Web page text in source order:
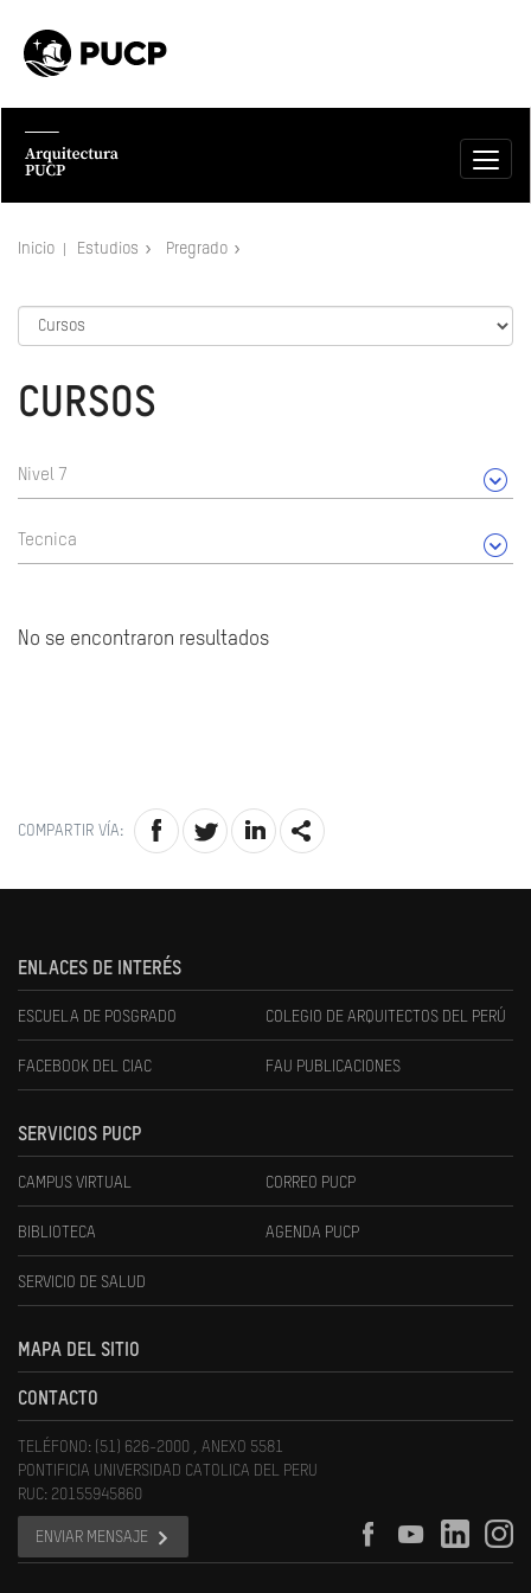
Inicio Estudios Pregrado
CURSOS
Nivel 7
Tecnica
No se encontraron resultados
COMPARTIR VÍA:
ENLACES DE INTERÉS
ESCUELA DE POSGRADO COLEGIO DE ARQUITECTOS DEL PERÚ
FACEBOOK DEL CIAC FAU PUBLICACIONES
SERVICIOS PUCP
CAMPUS VIRTUAL CORREO PUCP
BIBLIOTECA AGENDA PUCP
SERVICIO DE SALUD
MAPA DEL SITIO
CONTACTO
TELÉFONO: (51) 626-2000 , ANEXO 5581
PONTIFICIA UNIVERSIDAD CATOLICA DEL PERU
RUC: 20155945860
ENVIAR MENSAJE